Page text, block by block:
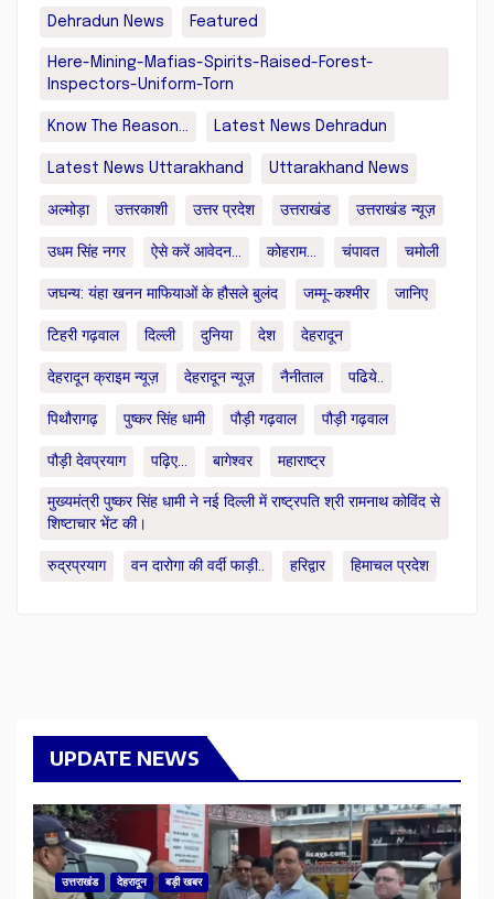
Dehradun News Featured
Here-Mining-Mafias-Spirits-Raised-Forest-
Inspectors-Uniform-Torn
Know The Reason... Latest News Dehradun
Latest News Uttarakhand Uttarakhand News
अल्मोड़ा उत्तरकाशी उत्तर प्रदेश उत्तराखंड उत्तराखंड न्यूज़
उधम सिंह नगर ऐसे करें आवेदन... कोहराम... चंपावत चमोली
जघन्य: यंहा खनन माफियाओं के हौसले बुलंद जम्मू-कश्मीर जानिए
टिहरी गढ़वाल दिल्ली दुनिया देश देहरादून
देहरादून क्राइम न्यूज़ देहरादून न्यूज़ नैनीताल पढिये..
पिथौरागढ़ पुष्कर सिंह धामी पौड़ी गढ़वाल पौड़ी गढ़वाल
पौड़ी देवप्रयाग पढ़िए... बागेश्वर महाराष्ट्र
मुख्यमंत्री पुष्कर सिंह धामी ने नई दिल्ली में राष्ट्रपति श्री रामनाथ कोविंद से
शिष्टाचार भेंट की।
रुद्रप्रयाग वन दारोगा की वर्दी फाड़ी.. हरिद्वार हिमाचल प्रदेश
UPDATE NEWS
उत्तराखंड देहरादून बड़ी खबर